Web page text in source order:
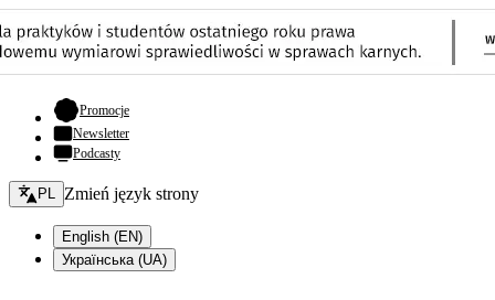
Promocje- otwiera się w nowej karcie
Newsletter
Podcasty
Zmień język - bieżący:
PL Zmień język strony
English (EN)
Українська (UA)